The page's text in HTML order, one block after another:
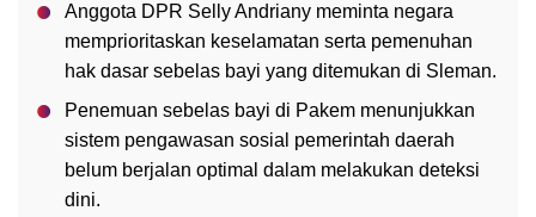
Anggota DPR Selly Andriany meminta negara
memprioritaskan keselamatan serta pemenuhan
hak dasar sebelas bayi yang ditemukan di Sleman.
Penemuan sebelas bayi di Pakem menunjukkan
sistem pengawasan sosial pemerintah daerah
belum berjalan optimal dalam melakukan deteksi
dini.